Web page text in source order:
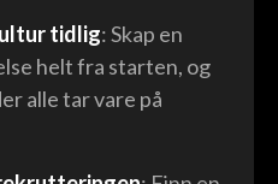
tidlig: Skap en
helt fra starten, og
alle tar vare på